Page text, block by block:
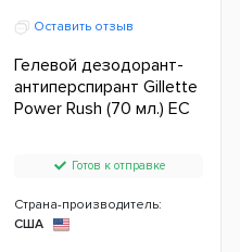
Оставить отзыв
Гелевой дезодорант-
антиперспирант Gillette
Power Rush (70 мл.) ЕС
Готов к отправке
Страна-производитель:
США